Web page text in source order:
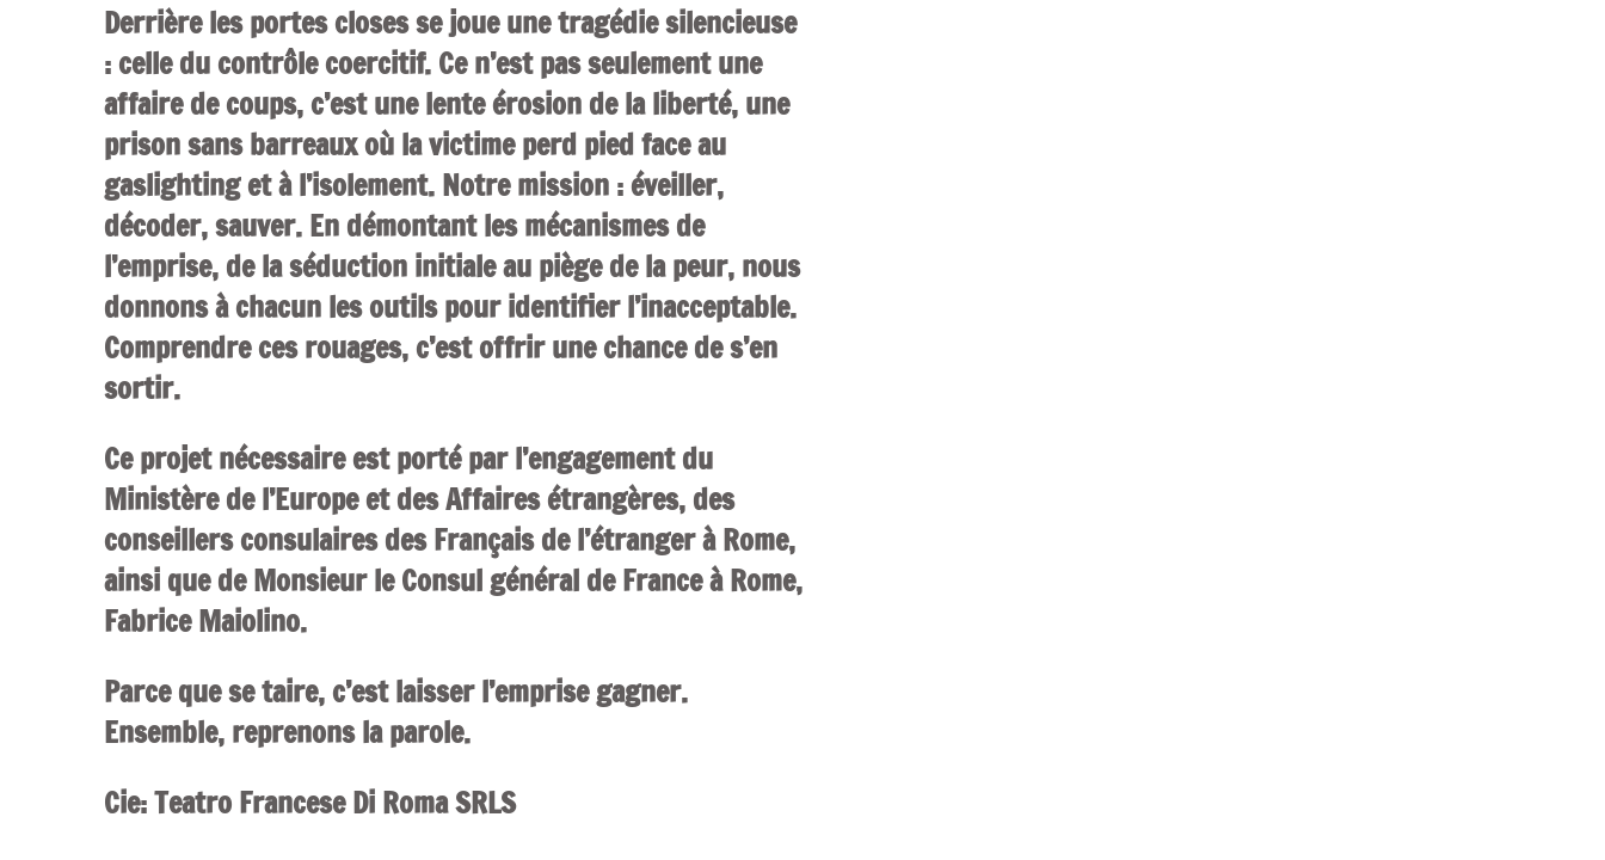
Derrière les portes closes se joue une tragédie silencieuse
: celle du contrôle coercitif. Ce n’est pas seulement une
affaire de coups, c’est une lente érosion de la liberté, une
prison sans barreaux où la victime perd pied face au
gaslighting et à l’isolement. Notre mission : éveiller,
décoder, sauver. En démontant les mécanismes de
l’emprise, de la séduction initiale au piège de la peur, nous
donnons à chacun les outils pour identifier l’inacceptable.
Comprendre ces rouages, c’est offrir une chance de s’en
sortir.
Ce projet nécessaire est porté par l’engagement du
Ministère de l’Europe et des Affaires étrangères, des
conseillers consulaires des Français de l’étranger à Rome,
ainsi que de Monsieur le Consul général de France à Rome,
Fabrice Maiolino.
Parce que se taire, c’est laisser l’emprise gagner.
Ensemble, reprenons la parole.
Cie: Teatro Francese Di Roma SRLS